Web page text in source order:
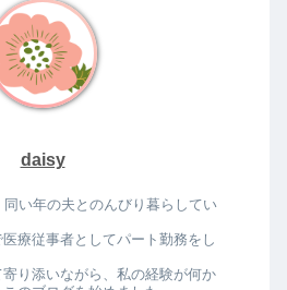
daisy
い年の夫とのんびり暮らしてい
療従事者としてパート勤務をし
り添いながら、私の経験が何か